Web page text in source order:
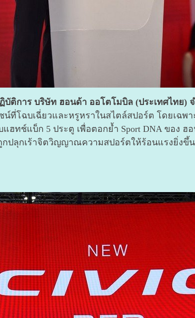
ติการ บริษัท ฮอนด้า ออโตโมบิล (ประเทศไทย)
น์ที่โฉบเฉี่ยวและหรูหราในสไตล์สปอร์ต โดยเฉพา
ฮทช์แบ็ก 5 ประตู เพื่อตอกย้ำ Sport DNA ของ ฮ
ปลุกเร้าจิตวิญญาณความสปอร์ตให้ร้อนแรงยิ่งขึ้